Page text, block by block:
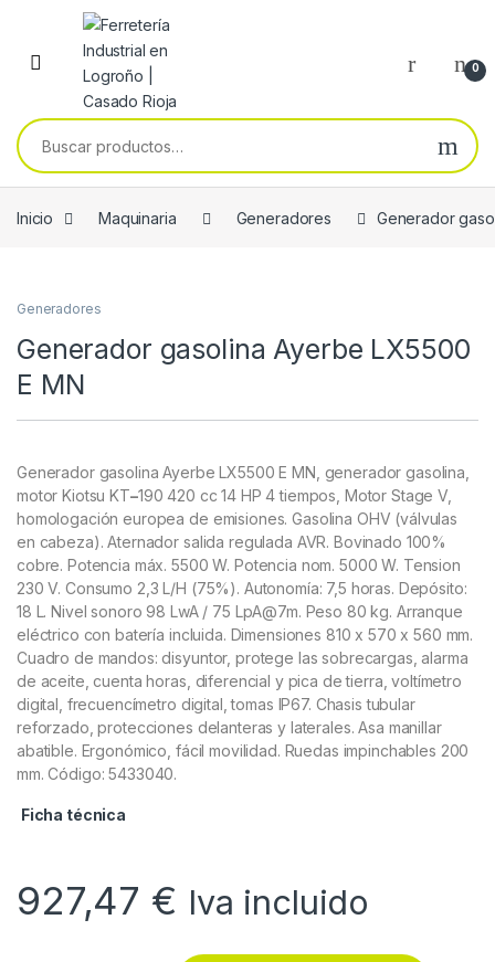
Skip to navigation
Skip to content
0
Buscar por:
Inicio Maquinaria Generadores Generador
Generadores
Generador gasolina Ayerbe LX5500
E MN
Generador gasolina Ayerbe LX5500 E MN, generador gasolina,
motor Kiotsu KT–190 420 cc 14 HP 4 tiempos, Motor Stage V,
homologación europea de emisiones. Gasolina OHV (válvulas
en cabeza). Aternador salida regulada AVR. Bovinado 100%
cobre. Potencia máx. 5500 W. Potencia nom. 5000 W. Tension
230 V. Consumo 2,3 L/H (75%). Autonomía: 7,5 horas. Depósito:
18 L. Nivel sonoro 98 LwA / 75 LpA@7m. Peso 80 kg. Arranque
eléctrico con batería incluida. Dimensiones 810 x 570 x 560 mm.
Cuadro de mandos: disyuntor, protege las sobrecargas, alarma
de aceite, cuenta horas, diferencial y pica de tierra, voltímetro
digital, frecuencímetro digital, tomas IP67. Chasis tubular
reforzado, protecciones delanteras y laterales. Asa manillar
abatible. Ergonómico, fácil movilidad. Ruedas impinchables 200
mm. Código: 5433040.
Ficha técnica
927,47 € Iva incluido